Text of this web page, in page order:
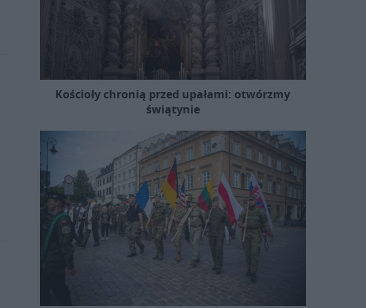
Kościoły chronią przed upałami: otwórzmy
świątynie